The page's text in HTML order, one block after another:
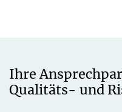
Ihre
Qualitäts- und